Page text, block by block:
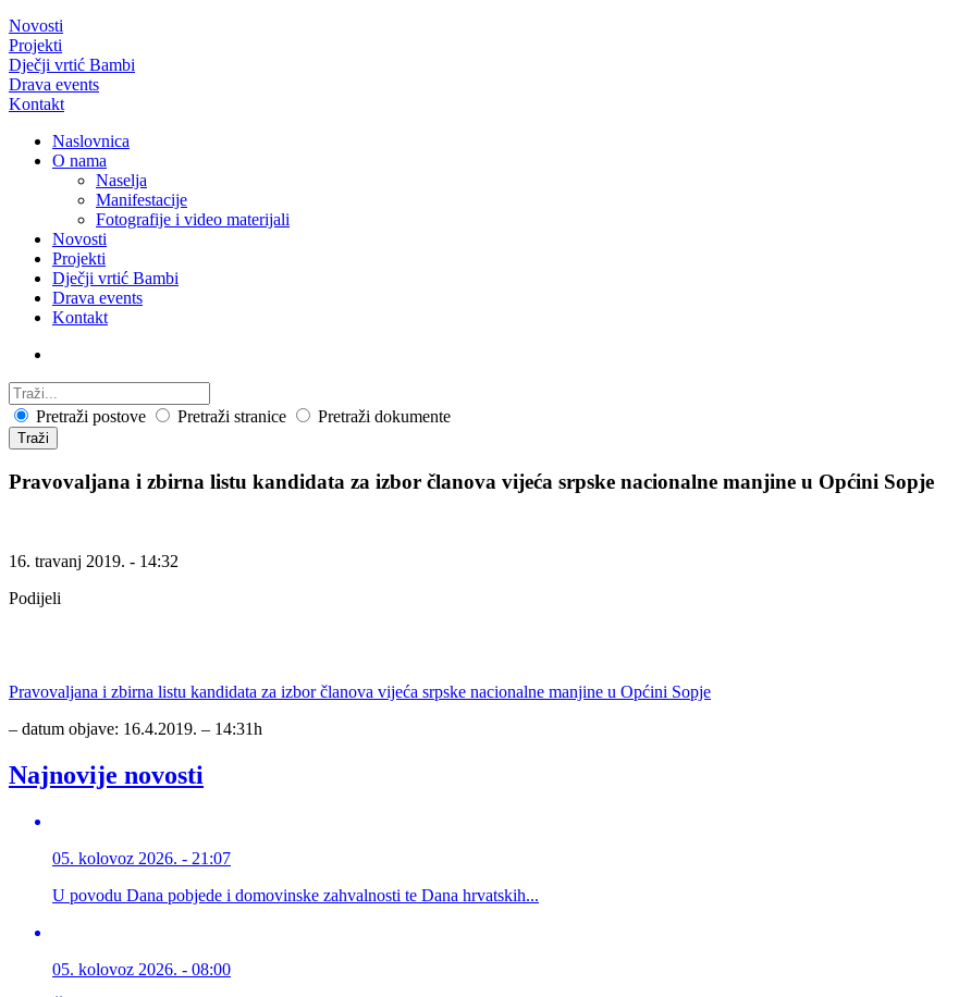
Novosti
Projekti
Dječji vrtić Bambi
Drava events
Kontakt
Naslovnica
O nama
Naselja
Manifestacije
Fotografije i video materijali
Novosti
Projekti
Dječji vrtić Bambi
Drava events
Kontakt
Pretraži postove Pretraži stranice Pretraži dokumente
Traži
Pravovaljana i zbirna listu kandidata za izbor članova vijeća srpske nacionalne manjine u Općini Sopje
16. travanj 2019. - 14:32
Podijeli
Pravovaljana i zbirna listu kandidata za izbor članova vijeća srpske nacionalne manjine u Općini Sopje
– datum objave: 16.4.2019. – 14:31h
Najnovije novosti
05. kolovoz 2026. - 21:07
U povodu Dana pobjede i domovinske zahvalnosti te Dana hrvatskih...
05. kolovoz 2026. - 08:00